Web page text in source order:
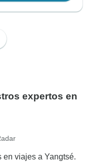
expertos en
en viajes a Yangtsé.